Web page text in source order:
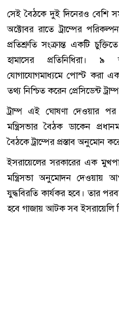
সেই বৈঠকে দুই দিনেরও
অক্টোবর রাতে ট্রাম্পের
প্রতিশ্রুতি সংক্রান্ত একটি
হামাসের প্রতিনিধিরা।
যোগাযোগমাধ্যমে পোস্ট করা এক
তথ্য নিশ্চিত করেন প্রেসিডেন্ট
ট্রাম্প এই ঘোষণা দেওয়ার
মন্ত্রিসভার বৈঠক ডাকেন
বৈঠকে ট্রাম্পের প্রস্তাব অনুমোন
ইসরায়েলের সরকারের এক
মন্ত্রিসভা অনুমোদন দেওয়ায়
যুদ্ধবিরতি কার্যকর হবে। তার
হবে গাজায় আটক সব ইসরায়েলি